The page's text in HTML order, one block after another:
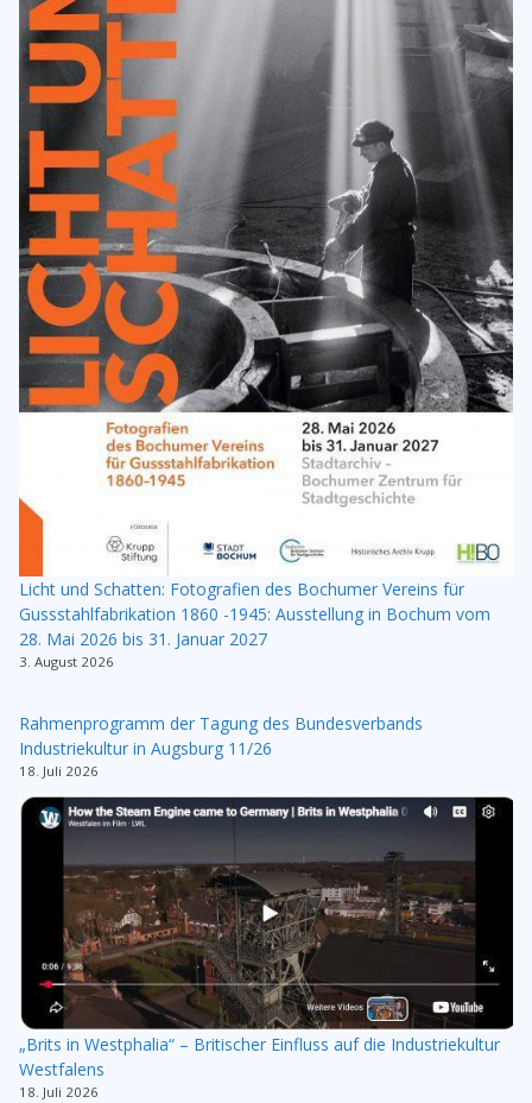
Licht und Schatten: Fotografien des Bochumer Vereins für
Gussstahlfabrikation 1860 -1945: Ausstellung in Bochum vom
28. Mai 2026 bis 31. Januar 2027
3. August 2026
Rahmenprogramm der Tagung des Bundesverbands
Industriekultur in Augsburg 11/26
18. Juli 2026
„Brits in Westphalia“ – Britischer Einfluss auf die Industriekultur
Westfalens
18. Juli 2026